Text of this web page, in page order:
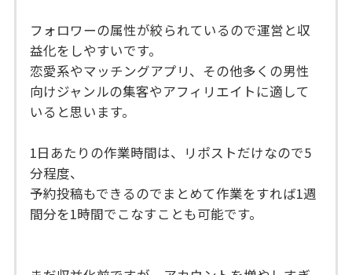
フォロワーの属性が絞られているので運営と収
益化をしやすいです。
恋愛系やマッチングアプリ、その他多くの男性
向けジャンルの集客やアフィリエイトに適して
いると思います。
1日あたりの作業時間は、リポストだけなので5
分程度、
予約投稿もできるのでまとめて作業をすれば1週
間分を1時間でこなすことも可能です。